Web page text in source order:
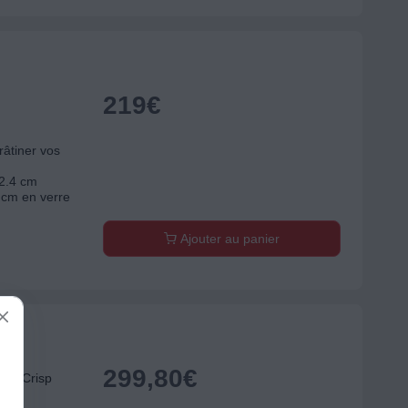
vos
cm
en verre
219€
Ajouter au panier
Crisp
299,80€